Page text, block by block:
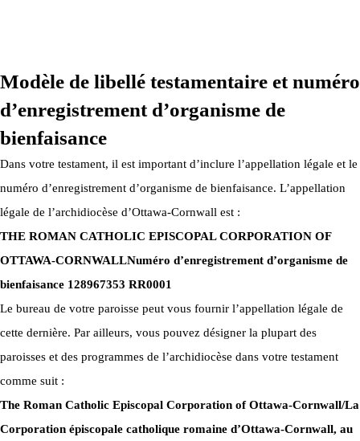
Modèle de libellé testamentaire et numéro
d’enregistrement d’organisme de
bienfaisance
Dans votre testament, il est important d’inclure l’appellation légale et le
numéro d’enregistrement d’organisme de bienfaisance. L’appellation
légale de l’archidiocèse d’Ottawa-Cornwall est :
THE ROMAN CATHOLIC EPISCOPAL CORPORATION OF
OTTAWA-CORNWALLNuméro d’enregistrement d’organisme de
bienfaisance 128967353 RR0001
Le bureau de votre paroisse peut vous fournir l’appellation légale de
cette dernière. Par ailleurs, vous pouvez désigner la plupart des
paroisses et des programmes de l’archidiocèse dans votre testament
comme suit :
The Roman Catholic Episcopal Corporation of Ottawa-Cornwall/La
Corporation épiscopale catholique romaine d’Ottawa-Cornwall, au